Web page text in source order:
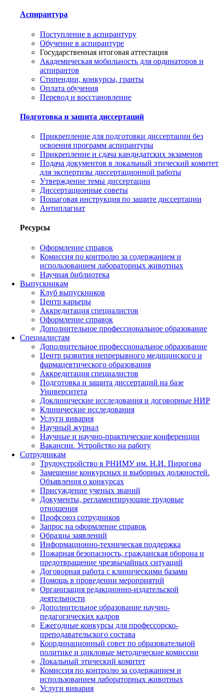
Аспирантура
Поступление в аспирантуру
Обучение в аспирантуре
Государственная итоговая аттестация
Академическая мобильность для ординаторов и
аспирантов
Стипендии, конкурсы, гранты
Оплата обучения
Перевод и восстановление
Подготовка и защита диссертаций
Прикрепление для подготовки диссертации без
освоения программ аспирантуры
Прикрепление и сдача кандидатских экзаменов
Подача документов в локальный этический комитет
для экспертизы диссертационной работы
Утверждение темы диссертации
Диссертационные советы
Пошаговая инструкция по защите диссертации
Антиплагиат
Ресурсы
Оформление справок
Комиссия по контролю за содержанием и
использованием лабораторных животных
Научная библиотека
Выпускникам
Клуб выпускников
Центр карьеры
Аккредитация специалистов
Оформление справок
Дополнительное профессиональное образование
Специалистам
Дополнительное профессиональное образование
Центр развития непрерывного медицинского и
фармацевтического образования
Аккредитация специалистов
Подготовка и защита диссертаций на базе
Университета
Доклинические исследования и договорные НИР
Клинические исследования
Услуги вивария
Научный журнал
Научные и научно-практические конференции
Вакансии. Устройство на работу
Сотрудникам
Трудоустройство в РНИМУ им. Н.И. Пирогова
Замещение конкурсных и выборных должностей.
Объявления о конкурсах
Присуждение ученых званий
Документы, регламентирующие трудовые
отношения
Профсоюз сотрудников
Запрос на оформление справок
Образцы заявлений
Информационно-техническая поддержка
Пожарная безопасность, гражданская оборона и
предотвращение чрезвычайных ситуаций
Договорная работа с клиническими базами
Помощь в проведении мероприятий
Организация редакционно-издательской
деятельности
Дополнительное образование научно-
педагогических кадров
Ежегодные конкурсы для профессорско-
преподавательского состава
Координационный совет по образовательной
политике и цикловые методические комиссии
Локальный этический комитет
Комиссия по контролю за содержанием и
использованием лабораторных животных
Услуги вивария